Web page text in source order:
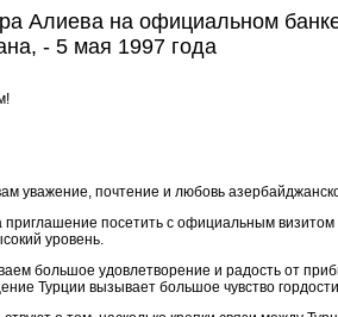
Алиева на ‎официальном
- ‎‎5 мая 1997 года‎
уважение, почтение и любовь
посетить с официальным
уровень.
большое удовлетворение и радость от
Турции вызывает большое чувство